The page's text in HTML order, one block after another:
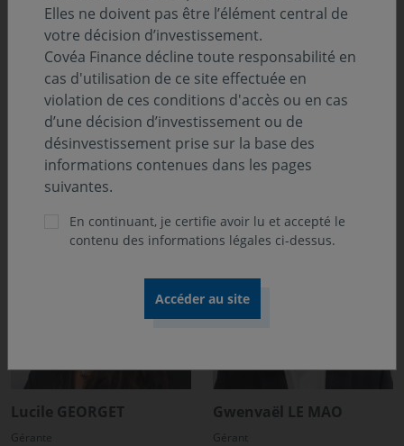
Julien BENASSAYA
Assistant gérant
Guillaume DANSAUT
Gérant
Lucile GEORGET
Gérante
Gwenvaël LE MAO
Gérant
Elles ne doivent pas être l’élément central de
votre décision d’investissement.
Covéa Finance décline toute responsabilité en
cas d'utilisation de ce site effectuée en
violation de ces conditions d'accès ou en cas
d’une décision d’investissement ou de
désinvestissement prise sur la base des
informations contenues dans les pages
suivantes.
En continuant, je certifie avoir lu et accepté le
contenu des informations légales ci-dessus.